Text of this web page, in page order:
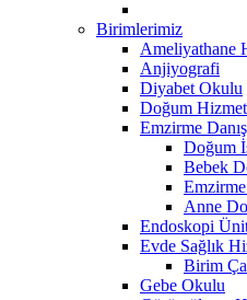
Birimlerimiz
Ameliyathane
Anjiyografi
Diyabet Okulu
Doğum
Emzirme
Doğum
Bebek
Anne
Endoskopi
Evde Sağlık
Birim
Gebe Okulu